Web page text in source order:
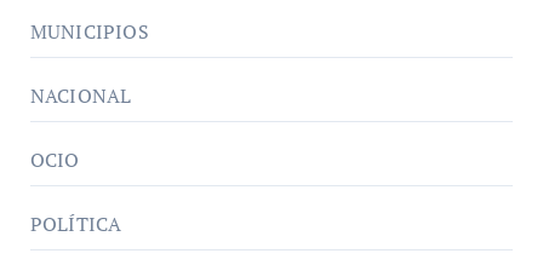
MUNICIPIOS
NACIONAL
OCIO
POLÍTICA